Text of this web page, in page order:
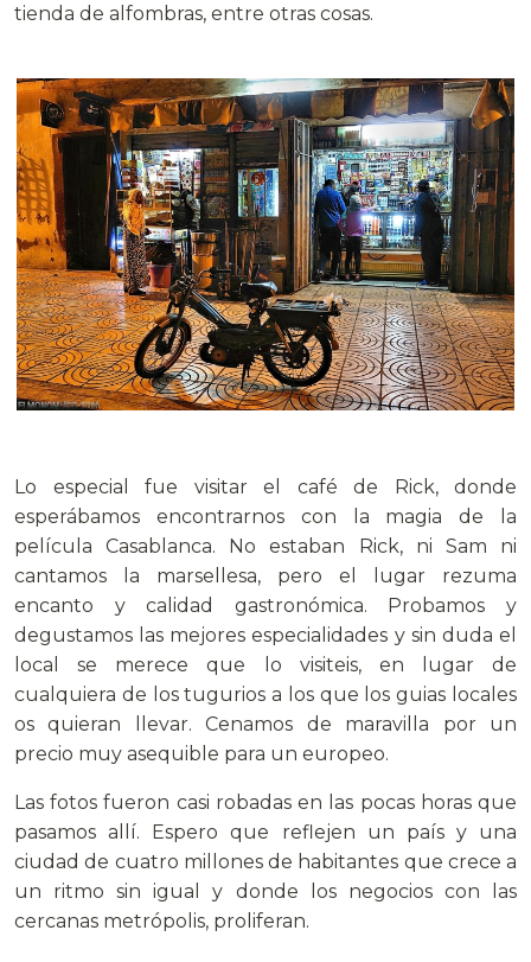
tienda de alfombras, entre otras cosas.
Lo especial fue visitar el café de Rick, donde
esperábamos encontrarnos con la magia de la
película Casablanca. No estaban Rick, ni Sam ni
cantamos la marsellesa, pero el lugar rezuma
encanto y calidad gastronómica. Probamos y
degustamos las mejores especialidades y sin duda el
local se merece que lo visiteis, en lugar de
cualquiera de los tugurios a los que los guias locales
os quieran llevar. Cenamos de maravilla por un
precio muy asequible para un europeo.
Las fotos fueron casi robadas en las pocas horas que
pasamos allí. Espero que reflejen un país y una
ciudad de cuatro millones de habitantes que crece a
un ritmo sin igual y donde los negocios con las
cercanas metrópolis, proliferan.